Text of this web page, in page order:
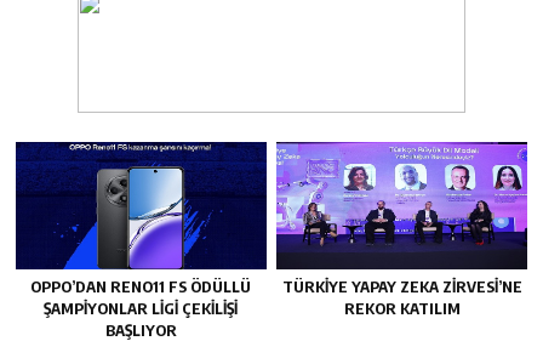
OPPO’DAN RENO11 FS ÖDÜLLÜ
ŞAMPIYONLAR LIGI ÇEKILIŞI
BAŞLIYOR
TÜRKIYE YAPAY ZEKA ZIRVESI’NE
REKOR KATILIM